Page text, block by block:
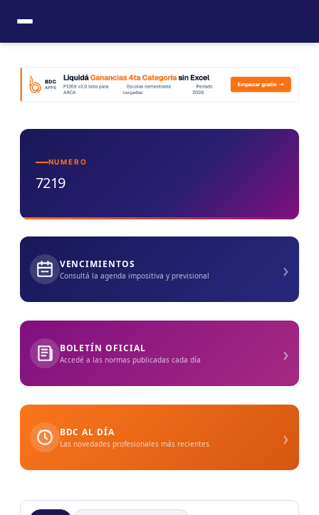
contenido
NUMERO
7219
VENCIMIENTOS
Consultá la agenda impositiva y previsional ›
BOLETÍN OFICIAL
Accedé a las normas publicadas cada día ›
BDC AL DÍA
Las novedades profesionales más recientes ›